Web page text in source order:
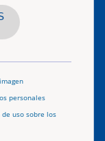
personales
uso sobre los